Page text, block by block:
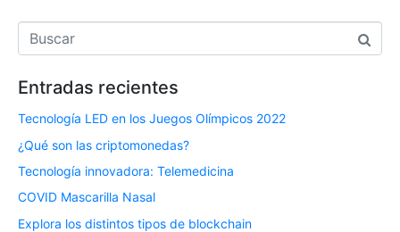
Entradas recientes
Tecnología LED en los Juegos Olímpicos 2022
¿Qué son las criptomonedas?
Tecnología innovadora: Telemedicina
COVID Mascarilla Nasal
Explora los distintos tipos de blockchain